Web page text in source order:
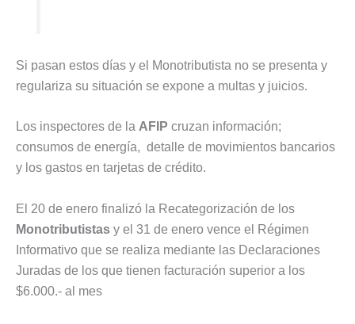
Si pasan estos días y el Monotributista no se presenta y
regulariza su situación se expone a multas y juicios.
Los inspectores de la AFIP cruzan información;
consumos de energía, detalle de movimientos bancarios
y los gastos en tarjetas de crédito.
El 20 de enero finalizó la Recategorización de los
Monotributistas y el 31 de enero vence el Régimen
Informativo que se realiza mediante las Declaraciones
Juradas de los que tienen facturación superior a los
$6.000.- al mes